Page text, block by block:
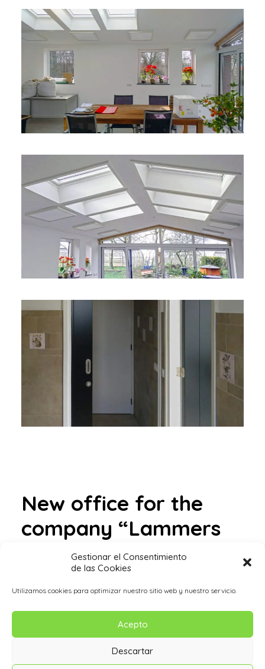
Gestionar el Consentimiento
de las Cookies
Utilizamos cookies para optimizar nuestro sitio web y nuestro servicio.
Acepto
Descartar
New office for the
company “Lammers
Seed Option” in Asten,
Netherlands. 2020